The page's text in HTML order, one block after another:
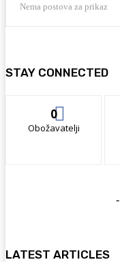
Nema postova za prikaz
STAY CONNECTED
0
Obožavatelji
LATEST ARTICLES